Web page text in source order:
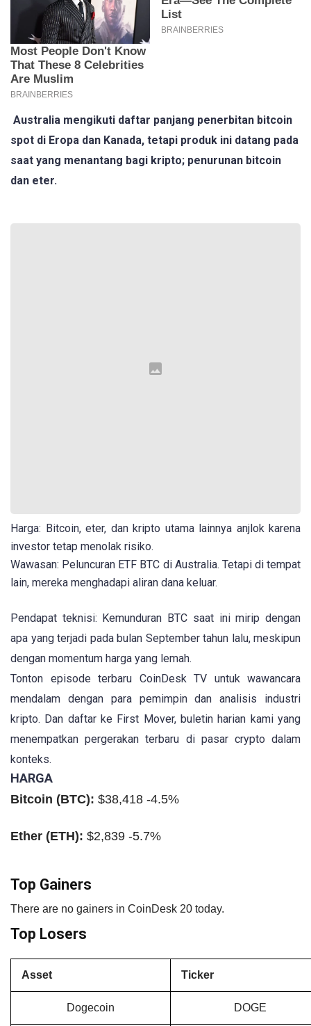
Australia mengikuti daftar panjang penerbitan bitcoin
spot di Eropa dan Kanada, tetapi produk ini datang pada
saat yang menantang bagi kripto; penurunan bitcoin
dan eter.
Harga: Bitcoin, eter, dan kripto utama lainnya anjlok karena
investor tetap menolak risiko.
Wawasan: Peluncuran ETF BTC di Australia. Tetapi di tempat
lain, mereka menghadapi aliran dana keluar.
Pendapat teknisi: Kemunduran BTC saat ini mirip dengan
apa yang terjadi pada bulan September tahun lalu, meskipun
dengan momentum harga yang lemah.
Tonton episode terbaru CoinDesk TV untuk wawancara
mendalam dengan para pemimpin dan analisis industri
kripto. Dan daftar ke First Mover, buletin harian kami yang
menempatkan pergerakan terbaru di pasar crypto dalam
konteks.
HARGA
Bitcoin (BTC): $38,418 -4.5%
Ether (ETH): $2,839 -5.7%
Top Gainers
There are no gainers in CoinDesk 20 today.
Top Losers
Asset Ticker
Dogecoin DOGE